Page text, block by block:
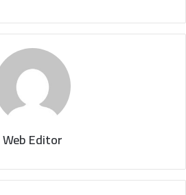
Web Editor